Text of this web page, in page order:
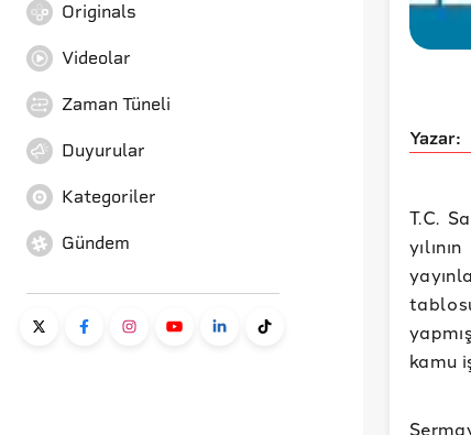
Originals
Videolar
Zaman Tüneli
Duyurular
Kategoriler
Gündem
Yazar:
T.C.
kamu